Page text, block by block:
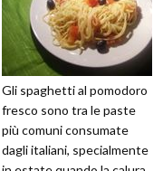
Gli spaghetti al pomodoro
fresco sono tra le paste
più comuni consumate
dagli italiani, specialmente